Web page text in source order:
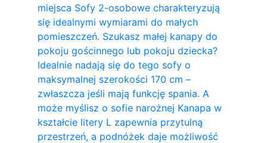
miejsca Sofy 2-osobowe charakteryzują
się idealnymi wymiarami do małych
pomieszczeń. Szukasz małej kanapy do
pokoju gościnnego lub pokoju dziecka?
Idealnie nadają się do tego sofy o
maksymalnej szerokości 170 cm –
zwłaszcza jeśli mają funkcję spania. A
może myślisz o sofie narożnej Kanapa w
kształcie litery L zapewnia przytulną
przestrzeń, a podnóżek daje możliwość